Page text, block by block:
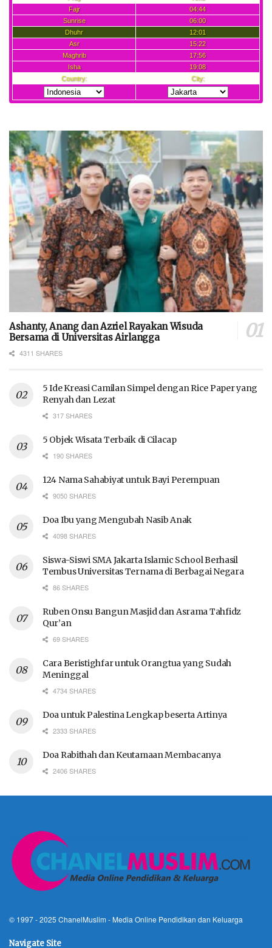
Ashanty, Anang dan Azriel Rayakan Wisuda
Bersama di Universitas Airlangga
4311 SHARES
5 Ide Kreasi Camilan Simpel dengan Rice Paper yang
Renyah dan Lezat
317 SHARES
5 Objek Wisata Terbaik di Cilacap
190 SHARES
124 Nama Sahabiyat untuk Bayi Perempuan
9050 SHARES
Doa Ibu yang Mengubah Nasib Anak
4098 SHARES
Siswa-Siswi SMA Jakarta Islamic School Berhasil
Tembus Universitas Ternama di Berbagai Negara
86 SHARES
Ruben Onsu Bangun Masjid dan Asrama Tahfidz
Qur’an
69 SHARES
Cara Beristighfar untuk Orangtua yang Sudah
Meninggal
4734 SHARES
Doa untuk Palestina Lengkap beserta Artinya
2333 SHARES
Doa Rabithah dan Keutamaan Membacanya
2406 SHARES
© 1997 - 2025 ChanelMuslim - Media Online Pendidikan dan Keluarga
Navigate Site